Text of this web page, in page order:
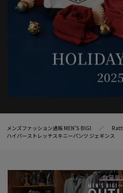
メンズファッション通販 MEN'S BIGI
ハイパーストレッチスキニーパンツ ジェギンス